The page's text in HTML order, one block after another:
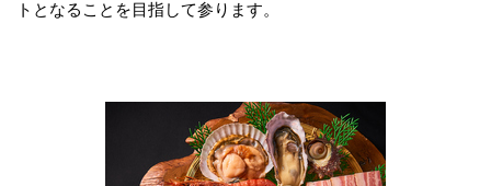
トとなることを目指して参ります。